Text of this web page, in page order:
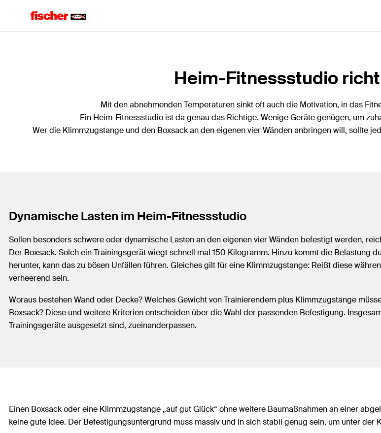
Heim-Fitnessstudio
Mit den abnehmenden Temperaturen sinkt oft auch die Motivation, in das
Ein Heim-Fitnessstudio ist da genau das Richtige. Wenige Geräte genügen, um
Wer die Klimmzugstange und den Boxsack an den eigenen vier Wänden anbringen will, sollte
Dynamische Lasten im Heim-Fitnessstudio
Sollen besonders schwere oder dynamische Lasten an den eigenen vier Wänden befestigt werden,
Der Boxsack. Solch ein Trainingsgerät wiegt schnell mal 150 Kilogramm. Hinzu kommt die Belastung
herunter, kann das zu bösen Unfällen führen. Gleiches gilt für eine Klimmzugstange: Reißt diese
verheerend sein.
Woraus bestehen Wand oder Decke? Welches Gewicht von Trainierendem plus Klimmzugstange
Boxsack? Diese und weitere Kriterien entscheiden über die Wahl der passenden Befestigung.
Trainingsgeräte ausgesetzt sind, zueinanderpassen.
Einen Boxsack oder eine Klimmzugstange „auf gut Glück“ ohne weitere Baumaßnahmen an einer
keine gute Idee. Der Befestigungsuntergrund muss massiv und in sich stabil genug sein, um unter der